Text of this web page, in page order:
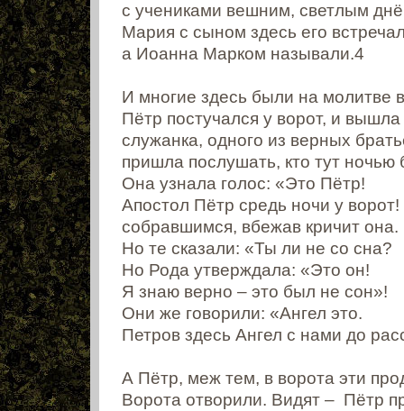
с учениками вешним, светлым
Мария с сыном здесь его
а Иоанна Марком называли.4
И многие здесь были на молитве
Пётр постучался у ворот, и
служанка, одного из верных
пришла послушать, кто тут ночью
Она узнала голос: «Это Пётр!
Апостол Пётр средь ночи у ворот!
собравшимся, вбежав кричит она.
Но те сказали: «Ты ли не со сна?
Но Рода утверждала: «Это он!
Я знаю верно – это был не сон»!
Они же говорили: «Ангел это.
Петров здесь Ангел с нами до
А Пётр, меж тем, в ворота эти
Ворота отворили. Видят – Пётр